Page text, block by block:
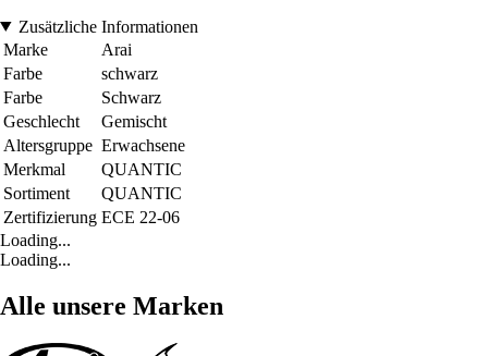
Zusätzliche Informationen
Marke
Arai
Farbe
schwarz
Farbe
Schwarz
Geschlecht
Gemischt
Altersgruppe Erwachsene
Merkmal
QUANTIC
Sortiment
QUANTIC
Zertifizierung ECE 22-06
Loading...
Loading...
Alle unsere Marken